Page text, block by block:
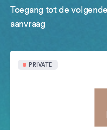
Toegang tot de
aanvraag
PRIVATE